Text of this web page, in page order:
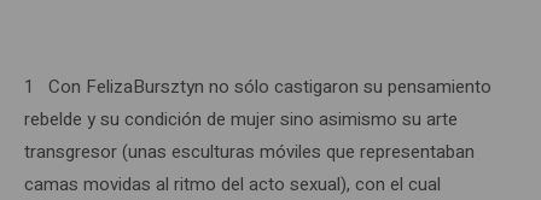
1 Con FelizaBursztyn no sólo castigaron su pensamiento
rebelde y su condición de mujer sino asimismo su arte
transgresor (unas esculturas móviles que representaban
camas movidas al ritmo del acto sexual), con el cual